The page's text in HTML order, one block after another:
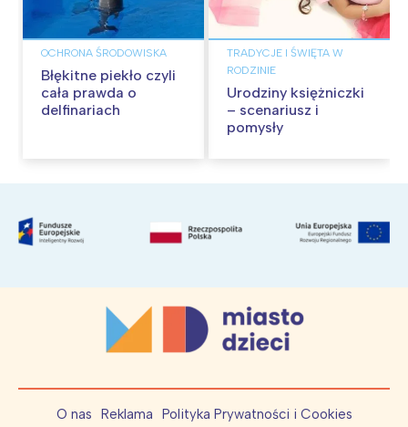
OCHRONA ŚRODOWISKA
Błękitne piekło czyli
cała prawda o
delfinariach
TRADYCJE I ŚWIĘTA W
RODZINIE
Urodziny księżniczki
– scenariusz i
pomysły
O nas Reklama Polityka Prywatności i Cookies